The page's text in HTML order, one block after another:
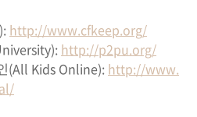
http://www.cfkeep.org/
http://p2pu.org/
(All Kids Online): http://www.